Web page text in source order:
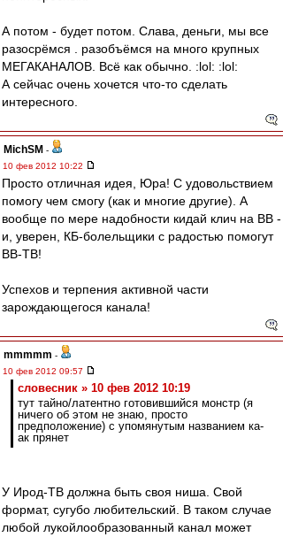
А потом - будет потом. Слава, деньги, мы все
разосрёмся . разобъёмся на много крупных
МЕГАКАНАЛОВ. Всё как обычно. :lol: :lol:
А сейчас очень хочется что-то сделать
интересного.
MichSM -
10 фев 2012 10:22
Просто отличная идея, Юра! С удовольствием
помогу чем смогу (как и многие другие). А
вообще по мере надобности кидай клич на ВВ -
и, уверен, КБ-болельщики с радостью помогут
ВВ-ТВ!
Успехов и терпения активной части
зарождающегося канала!
mmmmm -
10 фев 2012 09:57
словесник » 10 фев 2012 10:19
тут тайно/латентно готовившийся монстр (я
ничего об этом не знаю, просто
предположение) с упомянутым названием ка-
ак прянет
У Ирод-ТВ должна быть своя ниша. Свой
формат, сугубо любительский. В таком случае
любой лукойлообразованный канал может